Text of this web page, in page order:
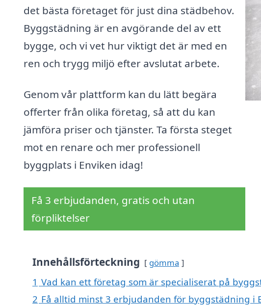
det bästa företaget för just dina städbehov.
Byggstädning är en avgörande del av ett
bygge, och vi vet hur viktigt det är med en
ren och trygg miljö efter avslutat arbete.
Genom vår plattform kan du lätt begära
offerter från olika företag, så att du kan
jämföra priser och tjänster. Ta första steget
mot en renare och mer professionell
byggplats i Enviken idag!
Få 3 erbjudanden, gratis och utan
förpliktelser
Innehållsförteckning gömma
1 Vad kan ett företag som är specialiserat på
2 Få alltid minst 3 erbjudanden för byggstädning i